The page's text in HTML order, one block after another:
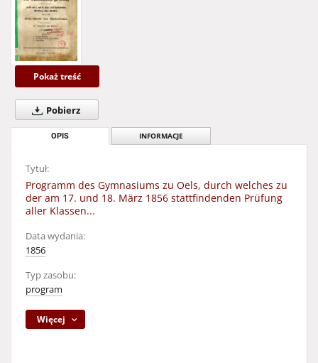
Pokaż treść
Pobierz
OPIS INFORMACJE
Tytuł:
Programm des Gymnasiums zu Oels, durch welches zu
der am 17. und 18. März 1856 stattfindenden Prüfung
aller Klassen...
Data wydania:
1856
Typ zasobu:
program
Więcej